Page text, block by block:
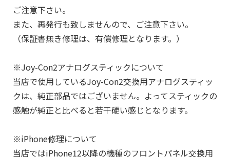
ご注意下さい。
また、再発行も致しませんので、ご注意下さい。
（保証書無き修理は、有償修理となります。）
※Joy-Con2アナログスティックについて
当店で使用しているJoy-Con2交換用アナログスティッ
クは、純正部品ではございません。よってスティックの
感触が純正と比べると若干硬い感じとなります。
※iPhone修理について
当店ではiPhone12以降の機種のフロントパネル交換用